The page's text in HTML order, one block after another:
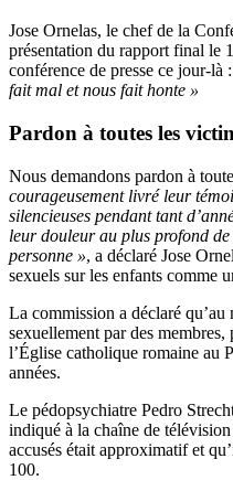
Jose Ornelas, le chef de la
présentation du rapport final le
conférence de presse ce jour-là :
fait mal et nous fait honte »
Pardon à toutes les
Nous demandons pardon à
courageusement livré leur
silencieuses pendant tant
leur douleur au plus profond
personne », a déclaré Jose
sexuels sur les enfants comme
La commission a déclaré qu’au
sexuellement par des
l’Église catholique romaine au
années.
Le pédopsychiatre Pedro
indiqué à la chaîne de
accusés était approximatif et
100.